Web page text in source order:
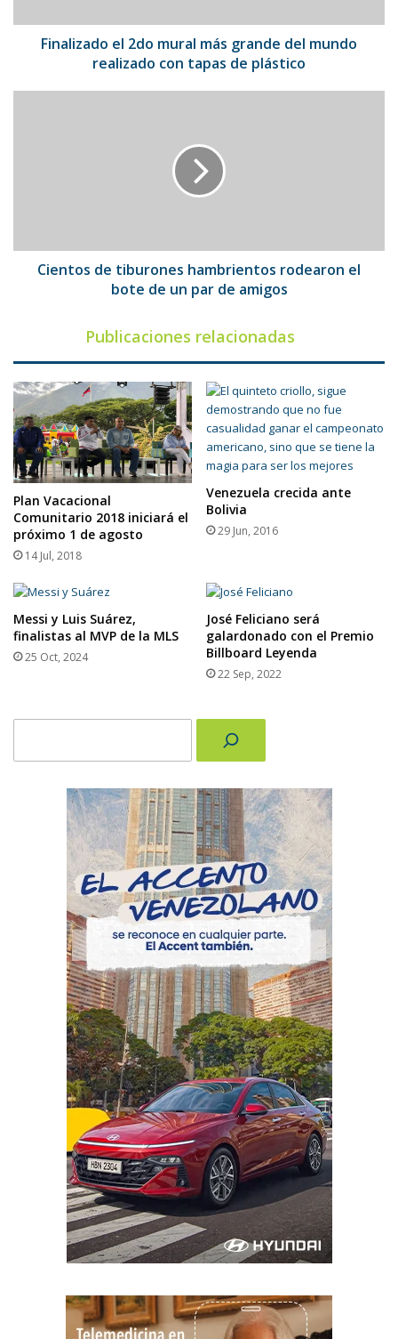
realizado
Finalizado el 2do mural más grande del mundo
realizado con tapas de plástico
un
Cientos de tiburones hambrientos rodearon el
bote de un par de amigos
Publicaciones relacionadas
Plan Vacacional
Comunitario 2018 iniciará el
próximo 1 de agosto
14 Jul, 2018
Venezuela crecida ante
Bolivia
29 Jun, 2016
Messi y Luis Suárez,
finalistas al MVP de la MLS
25 Oct, 2024
José Feliciano será
galardonado con el Premio
Billboard Leyenda
22 Sep, 2022